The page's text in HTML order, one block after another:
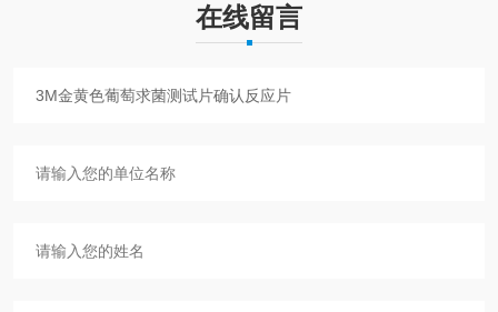
在线留言